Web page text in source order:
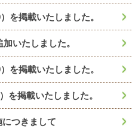
を掲載いたしました。
いたしました。
を掲載いたしました。
を掲載いたしました。
つきまして